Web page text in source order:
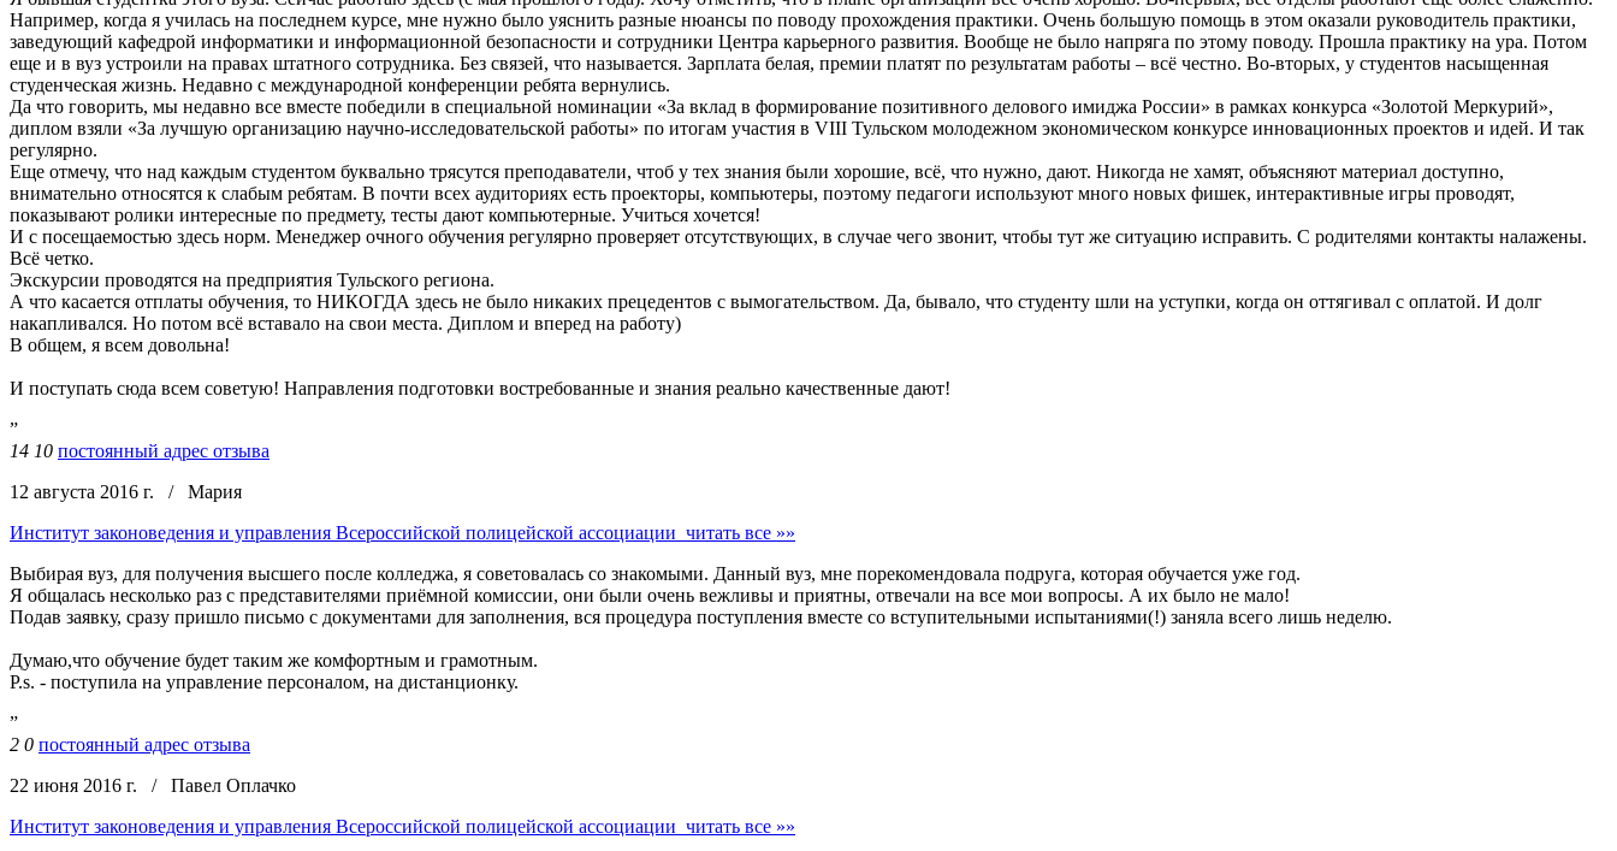
Например, когда я училась на последнем курсе, мне нужно было уяснить разные нюансы по поводу прохождения практики. Очень большую помощь в этом оказали руководитель практики,
заведующий кафедрой информатики и информационной безопасности и сотрудники Центра карьерного развития. Вообще не было напряга по этому поводу. Прошла практику на ура. Потом
еще и в вуз устроили на правах штатного сотрудника. Без связей, что называется. Зарплата белая, премии платят по результатам работы – всё честно. Во-вторых, у студентов насыщенная
студенческая жизнь. Недавно с международной конференции ребята вернулись.
Да что говорить, мы недавно все вместе победили в специальной номинации «За вклад в формирование позитивного делового имиджа России» в рамках конкурса «Золотой Меркурий»,
диплом взяли «За лучшую организацию научно-исследовательской работы» по итогам участия в VIII Тульском молодежном экономическом конкурсе инновационных проектов и идей. И так
регулярно.
Еще отмечу, что над каждым студентом буквально трясутся преподаватели, чтоб у тех знания были хорошие, всё, что нужно, дают. Никогда не хамят, объясняют материал доступно,
внимательно относятся к слабым ребятам. В почти всех аудиториях есть проекторы, компьютеры, поэтому педагоги используют много новых фишек, интерактивные игры проводят,
показывают ролики интересные по предмету, тесты дают компьютерные. Учиться хочется!
И с посещаемостью здесь норм. Менеджер очного обучения регулярно проверяет отсутствующих, в случае чего звонит, чтобы тут же ситуацию исправить. С родителями контакты налажены.
Всё четко.
Экскурсии проводятся на предприятия Тульского региона.
А что касается отплаты обучения, то НИКОГДА здесь не было никаких прецедентов с вымогательством. Да, бывало, что студенту шли на уступки, когда он оттягивал с оплатой. И долг
накапливался. Но потом всё вставало на свои места. Диплом и вперед на работу)
В общем, я всем довольна!
И поступать сюда всем советую! Направления подготовки востребованные и знания реально качественные дают!
”
14 10 постоянный адрес отзыва
12 августа 2016 г.
/ Мария
Институт законоведения и управления Всероссийской полицейской ассоциации читать все »»
Выбирая вуз, для получения высшего после колледжа, я советовалась со знакомыми. Данный вуз, мне порекомендовала подруга, которая обучается уже год.
Я общалась несколько раз с представителями приёмной комиссии, они были очень вежливы и приятны, отвечали на все мои вопросы. А их было не мало!
Подав заявку, сразу пришло письмо с документами для заполнения, вся процедура поступления вместе со вступительными испытаниями(!) заняла всего лишь неделю.
Думаю,что обучение будет таким же комфортным и грамотным.
P.s. - поступила на управление персоналом, на дистанционку.
”
2 0 постоянный адрес отзыва
22 июня 2016 г.
/ Павел Оплачко
Институт законоведения и управления Всероссийской полицейской ассоциации читать все »»